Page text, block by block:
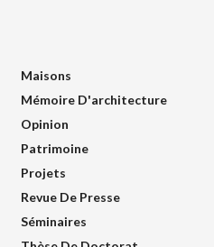
Maisons
Mémoire D'architecture
Opinion
Patrimoine
Projets
Revue De Presse
Séminaires